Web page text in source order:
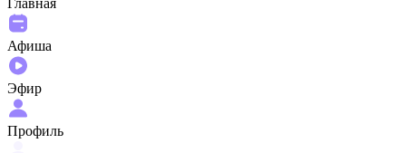
Афиша
Эфир
Профиль